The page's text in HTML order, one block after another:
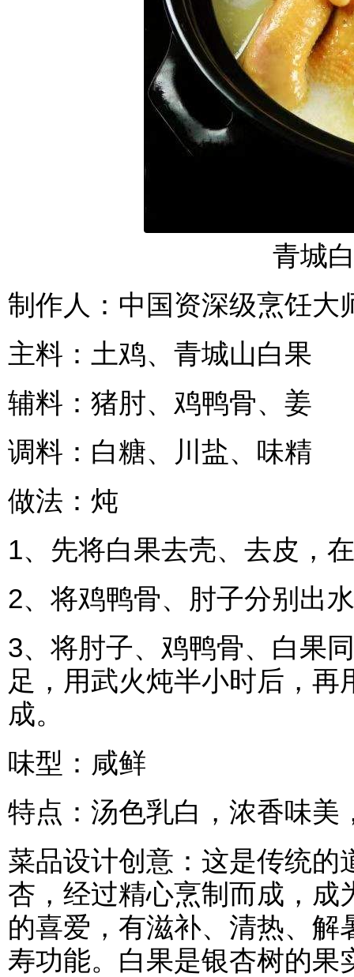
青城
制作人：中国资深级烹饪大
主料：土鸡、青城山白果
辅料：猪肘、鸡鸭骨、姜
调料：白糖、川盐、味精
做法：炖
1、先将白果去壳、去皮，
2、将鸡鸭骨、肘子分别出
3、将肘子、鸡鸭骨、白果
足，用武火炖半小时后，
成。
味型：咸鲜
特点：汤色乳白，浓香味美
菜品设计创意：这是传统的
杏，经过精心烹制而成，成
的喜爱，有滋补、清热、
寿功能。白果是银杏树的果